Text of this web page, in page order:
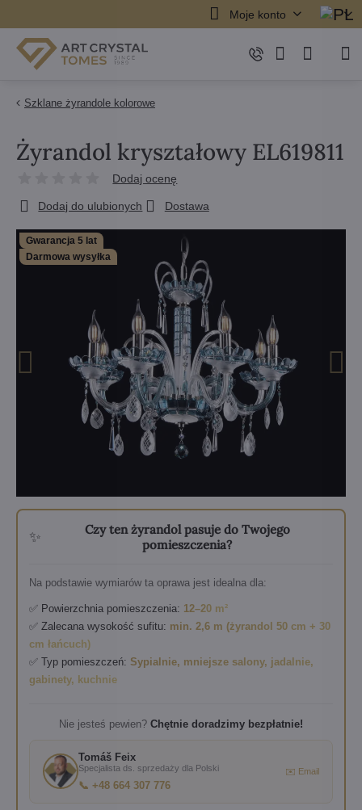
Moje konto
Szklane żyrandole kolorowe
Gwarancja 5 lat
Darmowa wysyłka
✨
Czy ten żyrandol pasuje do Twojego
pomieszczenia?
Na podstawie wymiarów ta oprawa jest idealna dla:
✅ Powierzchnia pomieszczenia: 12–20 m²
✅ Zalecana wysokość sufitu: min. 2,6 m (żyrandol 50 cm + 30
cm łańcuch)
✅ Typ pomieszczeń: Sypialnie, mniejsze salony, jadalnie,
gabinety, kuchnie
Nie jesteś pewien? Chętnie doradzimy bezpłatnie!
Tomáš Feix
Specjalista ds. sprzedaży dla Polski
📞 +48 664 307 776
✉️ Email
Żyrandol kryształowy EL619811
Dodaj ocenę
Dodaj do ulubionych Dostawa